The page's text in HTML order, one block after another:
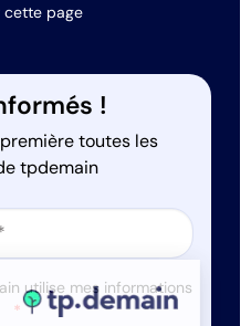
cette page
!
toutes les
tpdemain
utilise mes informations
*